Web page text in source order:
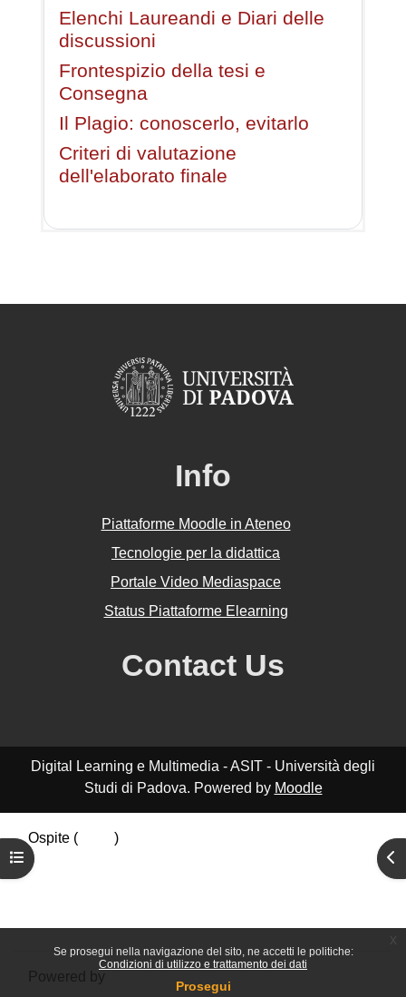
Se prosegui nella navigazione del sito, ne accetti le politiche:
Condizioni di utilizzo e trattamento dei dati
Prosegui
Apri indice del corso
Elenchi Laureandi e Diari delle
discussioni
Frontespizio della tesi e
Consegna
Il Plagio: conoscerlo, evitarlo
Criteri di valutazione
dell'elaborato finale
Info
Piattaforme Moodle in Ateneo
Tecnologie per la didattica
Portale Video Mediaspace
Status Piattaforme Elearning
Contact Us
Digital Learning e Multimedia - ASIT - Università degli
Studi di Padova. Powered by Moodle
Ospite (
)
Riepilogo della conservazione dei dati
Passa al tema standard
Powered by